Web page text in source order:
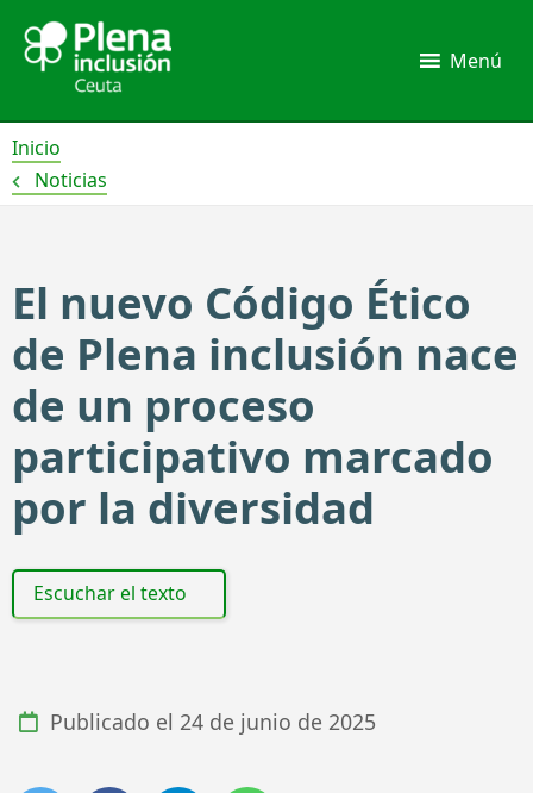
contenido
Menú
Inicio
Noticias
El nuevo Código Ético
de Plena inclusión nace
de un proceso
participativo marcado
por la diversidad
Escuchar el texto
Publicado el 24 de junio de 2025